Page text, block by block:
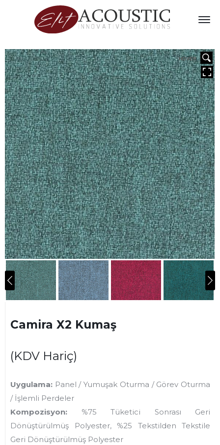
HOVER
Camira X2 Kumaş
(KDV Hariç)
Uygulama: Panel / Yumuşak Oturma / Görev Oturma
/ İşlemli Perdeler
Kompozisyon: %75 Tüketici Sonrası Geri
Dönüştürülmüş Polyester, %25 Tekstilden Tekstile
Geri Dönüştürülmüş Polyester